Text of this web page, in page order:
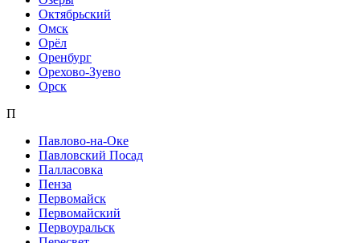
Октябрьский
Омск
Орёл
Оренбург
Орехово-Зуево
Орск
П
Павлово-на-Оке
Павловский Посад
Палласовка
Пенза
Первомайск
Первомайский
Первоуральск